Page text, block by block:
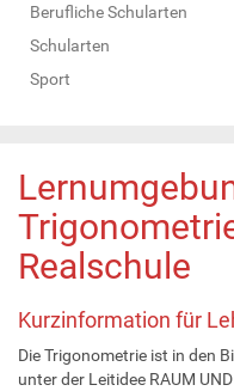
Berufliche Schularten
Schularten
Sport
Realschule
Kurzinformation für
Die Trigonometrie ist in den
unter der Leitidee RAUM